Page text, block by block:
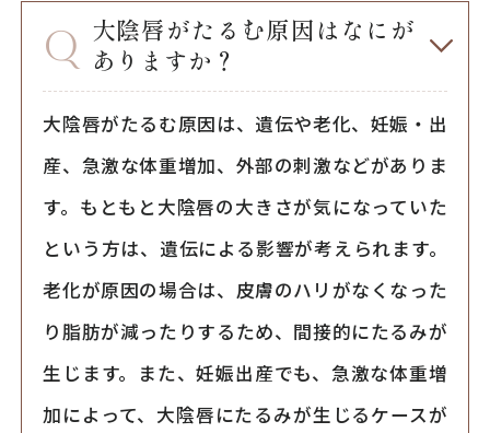
大陰唇がたるむ原因はなにが
ありますか？
大陰唇がたるむ原因は、遺伝や老化、妊娠・出
産、急激な体重増加、外部の刺激などがありま
す。もともと大陰唇の大きさが気になっていた
という方は、遺伝による影響が考えられます。
老化が原因の場合は、皮膚のハリがなくなった
り脂肪が減ったりするため、間接的にたるみが
生じます。また、妊娠出産でも、急激な体重増
加によって、大陰唇にたるみが生じるケースが